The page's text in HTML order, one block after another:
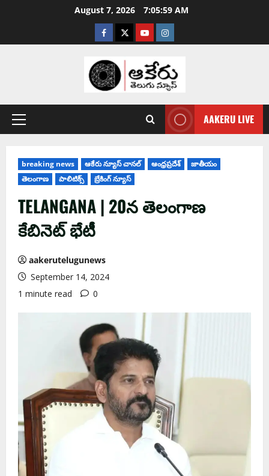
August 7, 2026 7:06:00 AM
AAKERU LIVE
breaking news ఆకేరు న్యూస్ చానల్ ఆంధ్ర‌ప్ర‌దేశ్
జాతీయం
తెలంగాణ
పాలిటిక్స్ బ్రేకింగ్ న్యూస్
TELANGANA | 20న తెలంగాణ
కేబినెట్ భేటీ
aakerutelugunews
September 14, 2024
1 minute read
0